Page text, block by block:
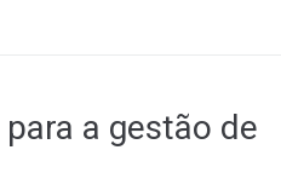
a gestão de